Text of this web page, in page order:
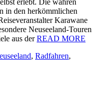
erlebt. Die wahren
in den herkömmlichen
Karawane
Neuseeland-Touren
aus derREAD MORE
, Radfahren,